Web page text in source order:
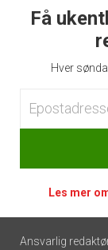
Få
Hver
Les mer
Footer
Ansvarlig